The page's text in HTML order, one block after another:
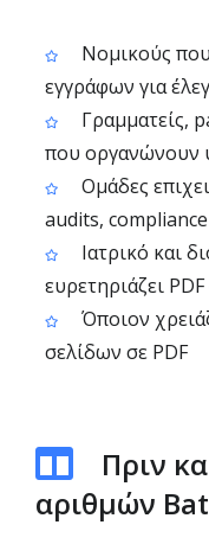
Νομικούς
εγγράφων για
Γραμματείς,
που οργανώνουν
Ομάδες
audits, compliance
Ιατρικό και
ευρετηριάζει
Όποιον
σελίδων σε PDF
Πριν
αριθμών